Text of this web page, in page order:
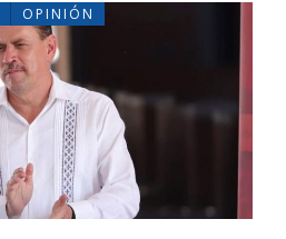
OPINIÓN